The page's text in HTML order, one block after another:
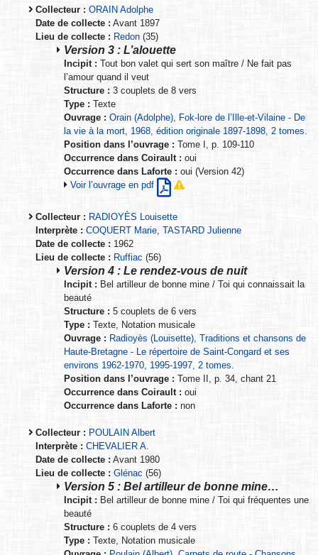
Collecteur : ORAIN Adolphe
Date de collecte : Avant 1897
Lieu de collecte : Redon (35)
Version 3 : L’alouette
Incipit : Tout bon valet qui sert son maître / Ne fait pas
l’amour quand il veut
Structure : 3 couplets de 8 vers
Type : Texte
Ouvrage : Orain (Adolphe), Fok-lore de l’Ille-et-Vilaine - De
la vie à la mort, 1968, édition originale 1897-1898, 2 tomes.
Position dans l’ouvrage : Tome I, p. 109-110
Occurrence dans Coirault : oui
Occurrence dans Laforte : oui (Version 42)
Voir l’ouvrage en pdf
Collecteur : RADIOYÈS Louisette
Interprète : COQUERT Marie, TASTARD Julienne
Date de collecte : 1962
Lieu de collecte : Ruffiac (56)
Version 4 : Le rendez-vous de nuit
Incipit : Bel artilleur de bonne mine / Toi qui connaissait la
beauté
Structure : 5 couplets de 6 vers
Type : Texte, Notation musicale
Ouvrage : Radioyès (Louisette), Traditions et chansons de
Haute-Bretagne - Le répertoire de Saint-Congard et ses
environs 1962-1970, 1995-1997, 2 tomes.
Position dans l’ouvrage : Tome II, p. 34, chant 21
Occurrence dans Coirault : oui
Occurrence dans Laforte : non
Collecteur : POULAIN Albert
Interprète : CHEVALIER A.
Date de collecte : Avant 1980
Lieu de collecte : Glénac (56)
Version 5 : Bel artilleur de bonne mine…
Incipit : Bel artilleur de bonne mine / Toi qui fréquentes une
beauté
Structure : 6 couplets de 4 vers
Type : Texte, Notation musicale